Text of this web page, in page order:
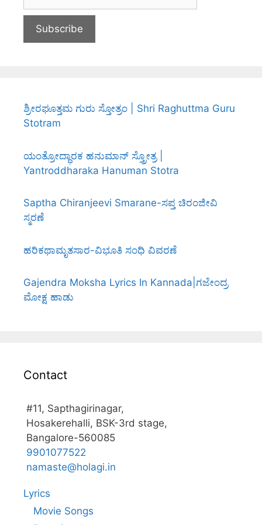
ಶ್ರೀರಘೂತ್ತಮ ಗುರು ಸ್ತೋತ್ರಂ | Shri Raghuttma Guru
Stotram
ಯಂತ್ರೋದ್ಧಾರಕ ಹನುಮಾನ್ ಸ್ತ್ರೋತ್ರ |
Yantroddharaka Hanuman Stotra
Saptha Chiranjeevi Smarane-ಸಪ್ತ ಚಿರಂಜೀವಿ
ಸ್ಮರಣೆ
ಹರಿಕಥಾಮೃತಸಾರ-ವಿಭೂತಿ ಸಂಧಿ ವಿವರಣೆ
Gajendra Moksha Lyrics In Kannada|ಗಜೇಂದ್ರ
ಮೋಕ್ಷ ಹಾಡು
Contact
#11, Sapthagirinagar,
Hosakerehalli, BSK-3rd stage,
Bangalore-560085
9901077522
namaste@holagi.in
Lyrics
Movie Songs